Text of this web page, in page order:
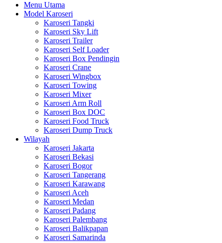
Menu Utama
Model Karoseri
Karoseri Tangki
Karoseri Sky Lift
Karoseri Trailer
Karoseri Self Loader
Karoseri Box Pendingin
Karoseri Crane
Karoseri Wingbox
Karoseri Towing
Karoseri Mixer
Karoseri Arm Roll
Karoseri Box DOC
Karoseri Food Truck
Karoseri Dump Truck
Wilayah
Karoseri Jakarta
Karoseri Bekasi
Karoseri Bogor
Karoseri Tangerang
Karoseri Karawang
Karoseri Aceh
Karoseri Medan
Karoseri Padang
Karoseri Palembang
Karoseri Balikpapan
Karoseri Samarinda